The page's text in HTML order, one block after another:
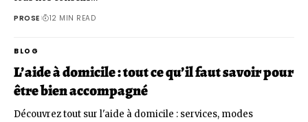
PROSE 12 MIN READ
BLOG
L’aide à domicile : tout ce qu’il faut savoir pour
être bien accompagné
Découvrez tout sur l'aide à domicile : services, modes